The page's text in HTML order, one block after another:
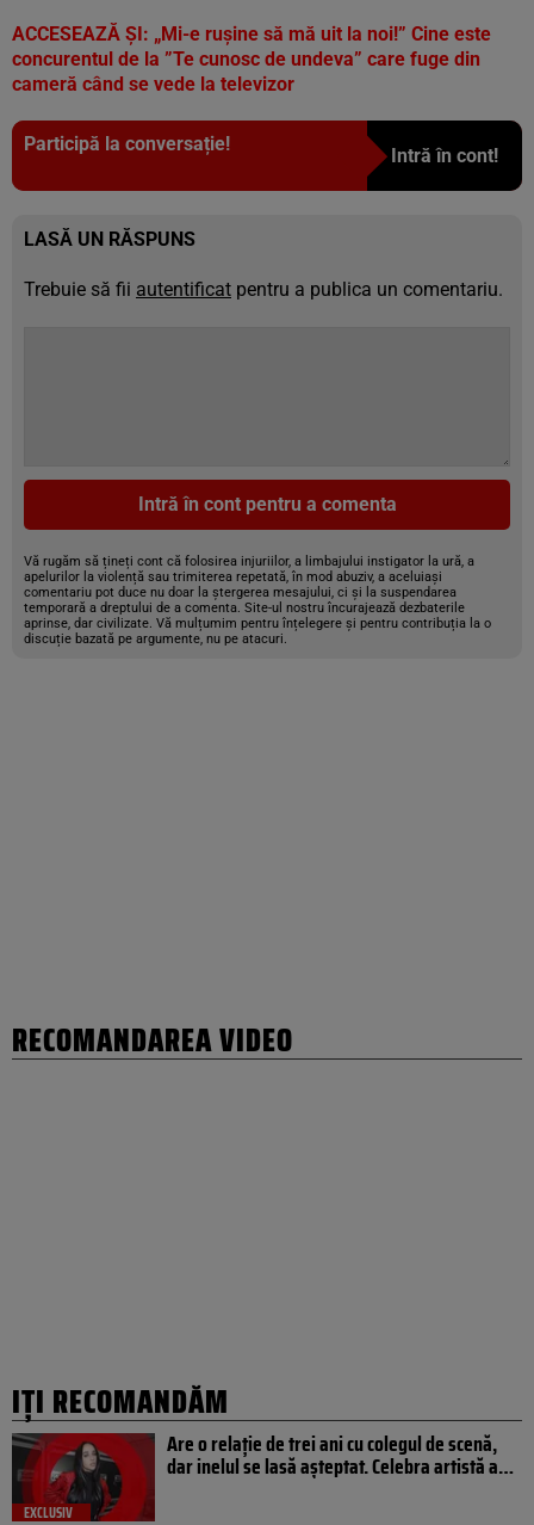
ACCESEAZĂ ȘI: „Mi-e rușine să mă uit la noi!” Cine este
concurentul de la ”Te cunosc de undeva” care fuge din
cameră când se vede la televizor
Participă la conversație!
Intră în cont!
LASĂ UN RĂSPUNS
Trebuie să fii autentificat pentru a publica un comentariu.
Intră în cont pentru a comenta
Vă rugăm să țineți cont că folosirea injuriilor, a limbajului instigator la ură, a
apelurilor la violență sau trimiterea repetată, în mod abuziv, a aceluiași
comentariu pot duce nu doar la ștergerea mesajului, ci și la suspendarea
temporară a dreptului de a comenta. Site-ul nostru încurajează dezbaterile
aprinse, dar civilizate. Vă mulțumim pentru înțelegere și pentru contribuția la o
discuție bazată pe argumente, nu pe atacuri.
RECOMANDAREA VIDEO
IȚI RECOMANDĂM
EXCLUSIV
Are o relație de trei ani cu colegul de scenă,
dar inelul se lasă așteptat. Celebra artistă a…